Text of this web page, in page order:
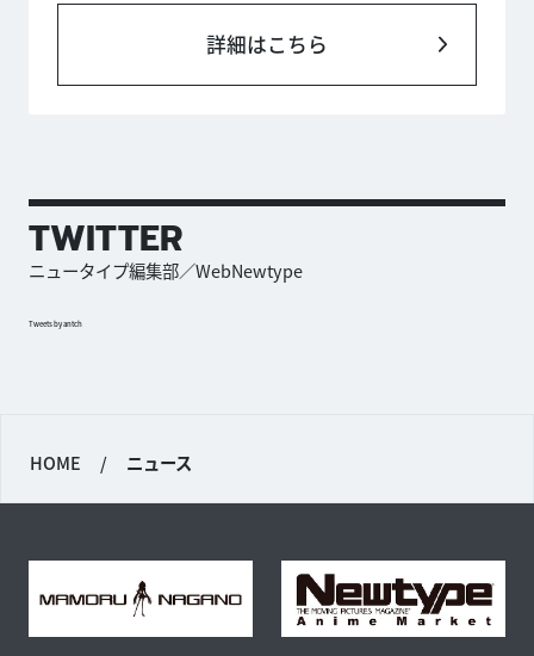
詳細はこちら
TWITTER
ニュータイプ編集部／WebNewtype
Tweets by antch
HOME / ニュース